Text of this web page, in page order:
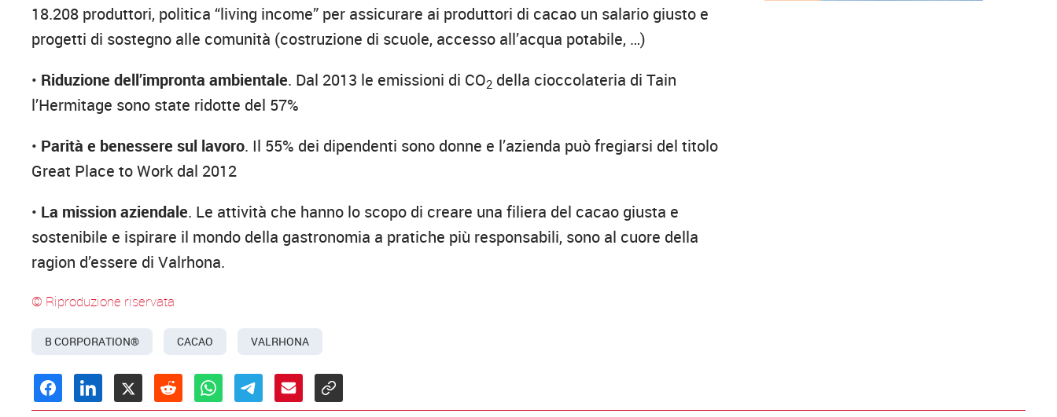
18.208 produttori, politica “living income” per assicurare ai produttori di cacao un salario giusto e
progetti di sostegno alle comunità (costruzione di scuole, accesso all’acqua potabile, …)
• Riduzione dell’impronta ambientale. Dal 2013 le emissioni di CO2 della cioccolateria di Tain
l’Hermitage sono state ridotte del 57%
• Parità e benessere sul lavoro. Il 55% dei dipendenti sono donne e l’azienda può fregiarsi del titolo
Great Place to Work dal 2012
• La mission aziendale. Le attività che hanno lo scopo di creare una filiera del cacao giusta e
sostenibile e ispirare il mondo della gastronomia a pratiche più responsabili, sono al cuore della
ragion d’essere di Valrhona.
© Riproduzione riservata
B CORPORATION® CACAO VALRHONA